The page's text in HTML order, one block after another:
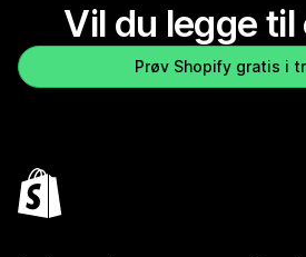
Vil du legge til
Prøv Shopify gratis i